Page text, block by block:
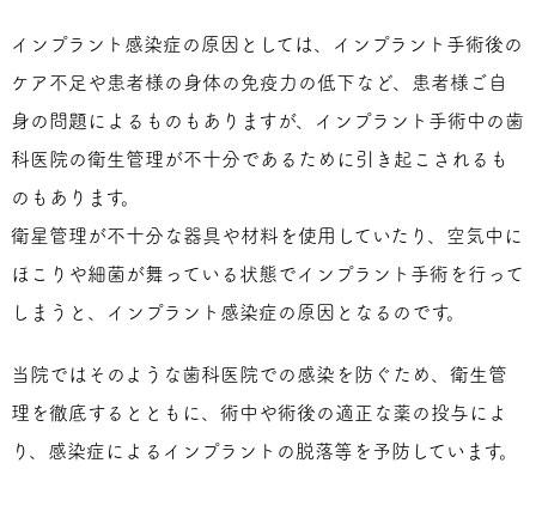
インプラント感染症の原因としては、インプラント手術後の
ケア不足や患者様の身体の免疫力の低下など、患者様ご自
身の問題によるものもありますが、インプラント手術中の歯
科医院の衛生管理が不十分であるために引き起こされるも
のもあります。
衛星管理が不十分な器具や材料を使用していたり、空気中に
ほこりや細菌が舞っている状態でインプラント手術を行って
しまうと、インプラント感染症の原因となるのです。
当院ではそのような歯科医院での感染を防ぐため、衛生管
理を徹底するとともに、術中や術後の適正な薬の投与によ
り、感染症によるインプラントの脱落等を予防しています。